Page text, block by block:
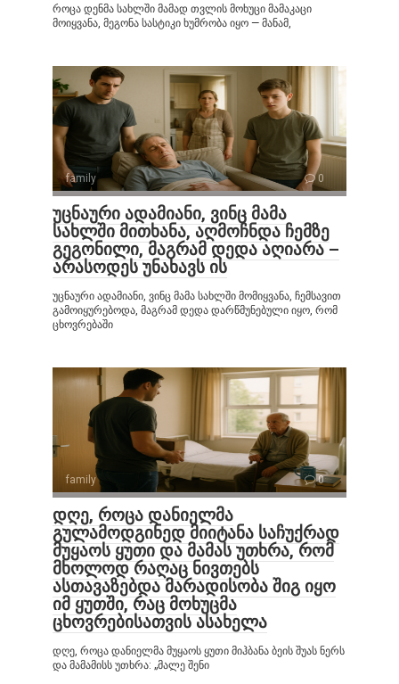
როცა დენმა სახლში მამად თვლის მოხუცი მამაკაცი
მოიყვანა, მეგონა სასტიკი ხუმრობა იყო — მანამ,
family 0
უცნაური ადამიანი, ვინც მამა
სახლში მითხანა, აღმოჩნდა ჩემზე
გეგონილი, მაგრამ დედა აღიარა –
არასოდეს უნახავს ის
უცნაური ადამიანი, ვინც მამა სახლში მომიყვანა, ჩემსავით
გამოიყურებოდა, მაგრამ დედა დარწმუნებული იყო, რომ
ცხოვრებაში
family 0
დღე, როცა დანიელმა
გულამოდგინედ მიიტანა საჩუქრად
მუყაოს ყუთი და მამას უთხრა, რომ
მხოლოდ რაღაც ნივთებს
ასთავაზებდა მარადისობა შიგ იყო
იმ ყუთში, რაც მოხუცმა
ცხოვრებისათვის ასახელა
დღე, როცა დანიელმა მუყაოს ყუთი მიჰბანა ბეის შუას ნერს
და მამამისს უთხრა: „მალე შენი